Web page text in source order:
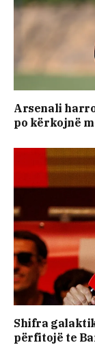
Arsenali
po kërkojnë
Shifra
përfitojë te